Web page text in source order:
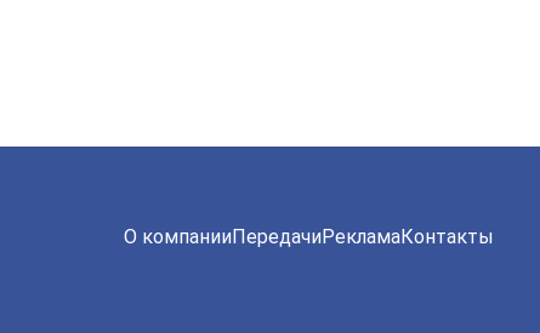
О компанииПередачиРекламаКонтакты